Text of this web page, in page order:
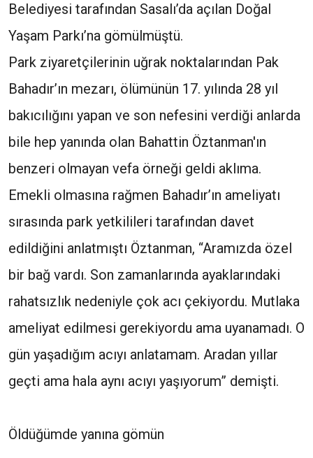
Belediyesi tarafından Sasalı’da açılan Doğal
Yaşam Parkı’na gömülmüştü.
Park ziyaretçilerinin uğrak noktalarından Pak
Bahadır’ın mezarı, ölümünün 17. yılında 28 yıl
bakıcılığını yapan ve son nefesini verdiği anlarda
bile hep yanında olan Bahattin Öztanman'ın
benzeri olmayan vefa örneği geldi aklıma.
Emekli olmasına rağmen Bahadır’ın ameliyatı
sırasında park yetkilileri tarafından davet
edildiğini anlatmıştı Öztanman, “Aramızda özel
bir bağ vardı. Son zamanlarında ayaklarındaki
rahatsızlık nedeniyle çok acı çekiyordu. Mutlaka
ameliyat edilmesi gerekiyordu ama uyanamadı. O
gün yaşadığım acıyı anlatamam. Aradan yıllar
geçti ama hala aynı acıyı yaşıyorum” demişti.
Öldüğümde yanına gömün